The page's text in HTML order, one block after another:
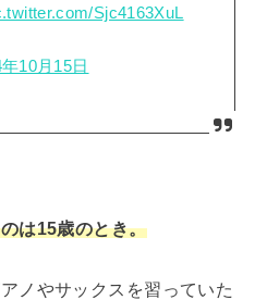
Sjc4163XuL
10月15日
は15歳のとき。
ノやサックスを習っていた